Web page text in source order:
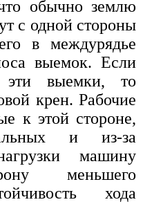
обычно землю
с одной стороны
в междурядье
выемок. Если
эти выемки, то
крен. Рабочие
к этой стороне,
и из-за
машину
меньшего
хода